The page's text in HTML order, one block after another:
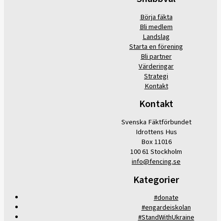
Börja fäkta
Bli medlem
Landslag
Starta en förening
Bli partner
Värderingar
Strategi
Kontakt
Kontakt
Svenska Fäktförbundet
Idrottens Hus
Box 11016
100 61 Stockholm
info@fencing.se
Kategorier
#donate
#engardeiskolan
#StandWithUkraine